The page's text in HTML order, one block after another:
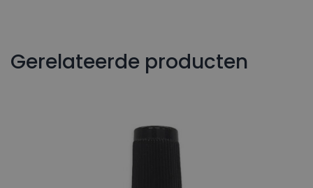
Gerelateerde producten